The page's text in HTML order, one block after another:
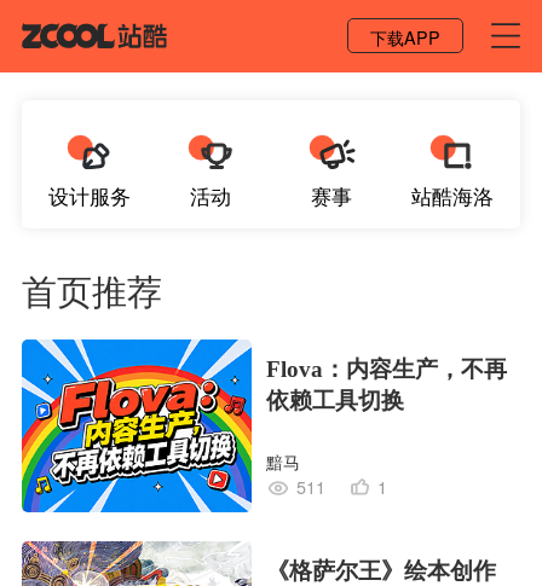
下载APP
设计服务 活动 赛事 站酷海洛
首页推荐
Flova：内容生产，不再
依赖工具切换
黯马
511
1
《格萨尔王》绘本创作